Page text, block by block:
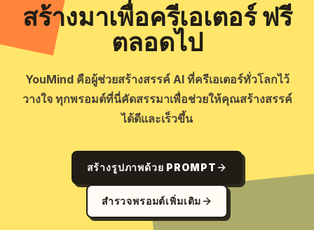
สร้างมาเพื่อครีเอเตอร์ ฟรี
ตลอดไป
YouMind คือผู้ช่วยสร้างสรรค์ AI ที่ครีเอเตอร์ทั่วโลกไว้
วางใจ ทุกพรอมต์ที่นี่คัดสรรมาเพื่อช่วยให้คุณสร้างสรรค์
ได้ดีและเร็วขึ้น
สร้างรูปภาพด้วย PROMPT
สำรวจพรอมต์เพิ่มเติม